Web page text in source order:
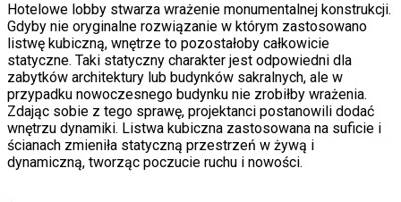
Hotelowe lobby stwarza wrażenie monumentalnej konstrukcji.
Gdyby nie oryginalne rozwiązanie w którym zastosowano
listwę kubiczną, wnętrze to pozostałoby całkowicie
statyczne. Taki statyczny charakter jest odpowiedni dla
zabytków architektury lub budynków sakralnych, ale w
przypadku nowoczesnego budynku nie zrobiłby wrażenia.
Zdając sobie z tego sprawę, projektanci postanowili dodać
wnętrzu dynamiki. Listwa kubiczna zastosowana na suficie i
ścianach zmieniła statyczną przestrzeń w żywą i
dynamiczną, tworząc poczucie ruchu i nowości.